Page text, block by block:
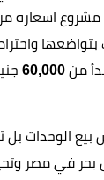
مشروع اسعاره
من 60,000
الوحدات بل
في مصر